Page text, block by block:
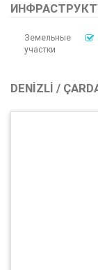
Земельные
участки
DENIZLI /